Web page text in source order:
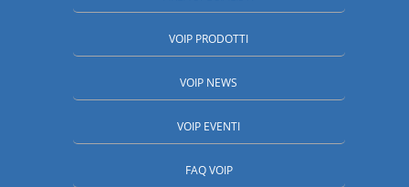
VOIP PRODOTTI
VOIP NEWS
VOIP EVENTI
FAQ VOIP